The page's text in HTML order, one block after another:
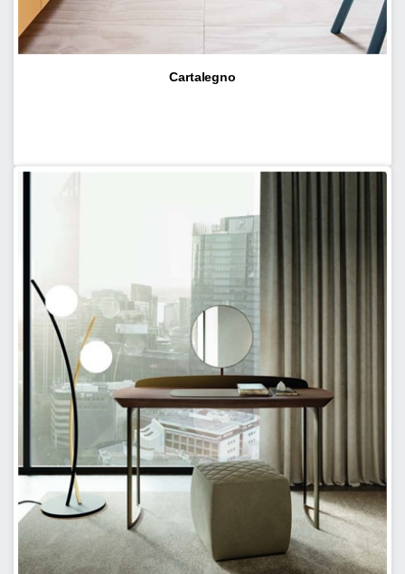
Cartalegno